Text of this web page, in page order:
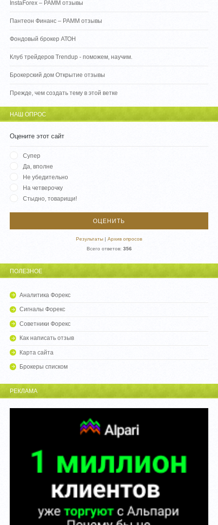
InstaForex – PAMM отзывы
Пантеон Финанс – PAMM отзывы
Фондовый брокер АТОН
Клуб трейдеров Trendup - поможем, научим.
Брокерский дом Открытие отзывы
Прежде, чем создать тему в этой ветке
НАШ ОПРОС
Оцените этот сайт
Супер
Да, вполне
Не убедительно
На четверочку
Стыдно, товарищи!
Результаты | Архив опросов
Всего ответов: 356
ПОЛЕЗНОЕ
Аналитика Форекс
Сигналы Форекс
Советники Форекс
Как написать отзыв
Карта сайта
Брокеры списком
РЕКЛАМА